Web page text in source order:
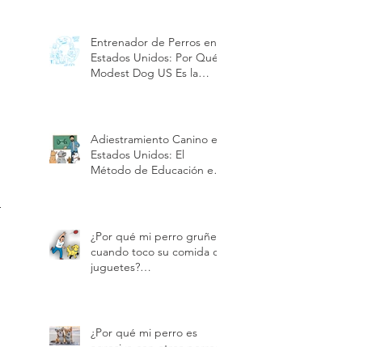
Entrenador de Perros en
Estados Unidos: Por Qué
Modest Dog US Es la
Dog US
Adiestramiento Canino en
Estados Unidos: El
Método de Educación en
¿Por qué mi perro gruñe
cuando toco su comida o
juguetes?
¿Por qué mi perro es